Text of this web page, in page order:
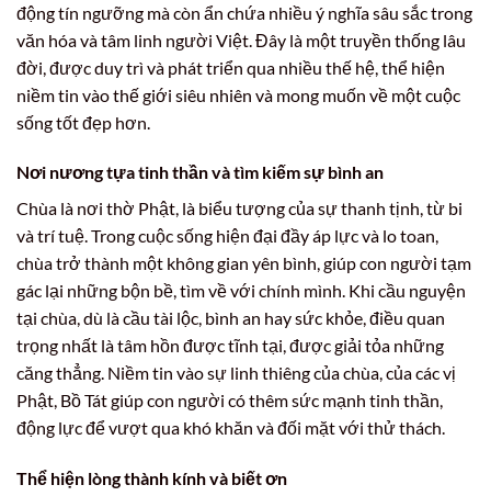
động tín ngưỡng mà còn ẩn chứa nhiều ý nghĩa sâu sắc trong
văn hóa và tâm linh người Việt. Đây là một truyền thống lâu
đời, được duy trì và phát triển qua nhiều thế hệ, thể hiện
niềm tin vào thế giới siêu nhiên và mong muốn về một cuộc
sống tốt đẹp hơn.
Nơi nương tựa tinh thần và tìm kiếm sự bình an
Chùa là nơi thờ Phật, là biểu tượng của sự thanh tịnh, từ bi
và trí tuệ. Trong cuộc sống hiện đại đầy áp lực và lo toan,
chùa trở thành một không gian yên bình, giúp con người tạm
gác lại những bộn bề, tìm về với chính mình. Khi cầu nguyện
tại chùa, dù là cầu tài lộc, bình an hay sức khỏe, điều quan
trọng nhất là tâm hồn được tĩnh tại, được giải tỏa những
căng thẳng. Niềm tin vào sự linh thiêng của chùa, của các vị
Phật, Bồ Tát giúp con người có thêm sức mạnh tinh thần,
động lực để vượt qua khó khăn và đối mặt với thử thách.
Thể hiện lòng thành kính và biết ơn